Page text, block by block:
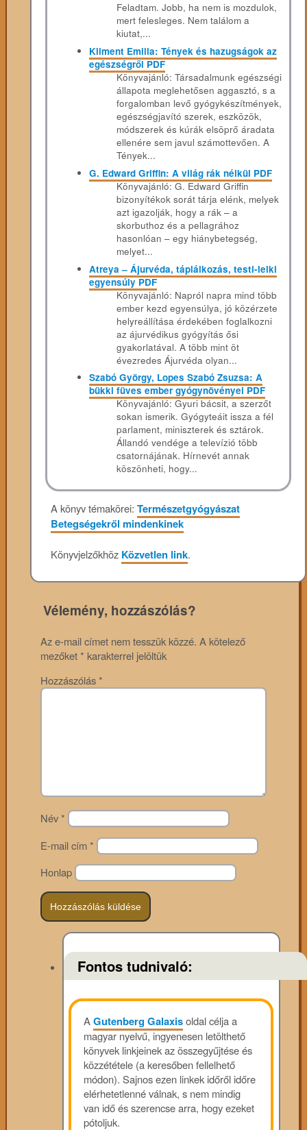
Feladtam. Jobb, ha nem is mozdulok,
mert felesleges. Nem találom a
kiutat,...
Kliment Emilia: Tények és hazugságok az
egészségről PDF
Könyvajánló: Társadalmunk egészségi
állapota meglehetősen aggasztó, s a
forgalomban levő gyógykészítmények,
egészségjavító szerek, eszközök,
módszerek és kúrák elsöprő áradata
ellenére sem javul számottevően. A
Tények...
G. Edward Griffin: A világ rák nélkül PDF
Könyvajánló: G. Edward Griffin
bizonyítékok sorát tárja elénk, melyek
azt igazolják, hogy a rák – a
skorbuthoz és a pellagrához
hasonlóan – egy hiánybetegség,
melyet...
Atreya – Ájurvéda, táplálkozás, testi-lelki
egyensúly PDF
Könyvajánló: Napról napra mind több
ember kezd egyensúlya, jó közérzete
helyreállítása érdekében foglalkozni
az ájurvédikus gyógyítás ősi
gyakorlatával. A több mint öt
évezredes Ájurvéda olyan...
Szabó György, Lopes Szabó Zsuzsa: A
bükki füves ember gyógynövényei PDF
Könyvajánló: Gyuri bácsit, a szerzőt
sokan ismerik. Gyógyteáit issza a fél
parlament, miniszterek és sztárok.
Állandó vendége a televízió több
csatornájának. Hírnevét annak
köszönheti, hogy...
A könyv témakörei:Természetgyógyászat
Betegségekről mindenkinek
Könyvjelzőkhöz Közvetlen link.
Vélemény, hozzászólás?
Az e-mail címet nem tesszük közzé. A kötelező
mezőket* karakterrel jelöltük
Hozzászólás*
Név*
E-mail cím*
Honlap
Fontos tudnivaló:
AGutenberg Galaxisoldal célja a
magyar nyelvű, ingyenesen letölthető
könyvek linkjeinek az összegyűjtése és
közzététele (a keresőben fellelhető
módon). Sajnos ezen linkek időről időre
elérhetetlenné válnak, s nem mindig
van idő és szerencse arra, hogy ezeket
pótoljuk.